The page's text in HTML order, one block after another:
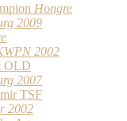
Hongre
2009
2002
OLD
2007
TSF
2002